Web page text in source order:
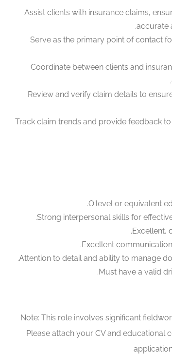
Assist clients with insurance claims,
accurate
Serve as the primary point of contact
Coordinate between clients and
Review and verify claim details to
Track claim trends and provide feedback
O'levelor equivalent
Strong interpersonal skills for
Excellent,
Excellent
Attention to detail and ability to manage
Must have a valid
Note: This role involves significant
Please attach your CV and educational